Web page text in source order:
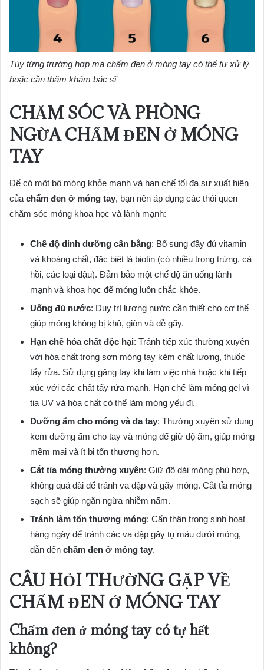
Tùy từng trường hợp mà chấm đen ở móng tay có thể tự xử lý
hoặc cần thăm khám bác sĩ
CHĂM SÓC VÀ PHÒNG
NGỪA CHẤM ĐEN Ở MÓNG
TAY
Để có một bộ móng khỏe mạnh và hạn chế tối đa sự xuất hiện
của chấm đen ở móng tay, bạn nên áp dụng các thói quen
chăm sóc móng khoa học và lành mạnh:
Chế độ dinh dưỡng cân bằng: Bổ sung đầy đủ vitamin
và khoáng chất, đặc biệt là biotin (có nhiều trong trứng, cá
hồi, các loại đậu). Đảm bảo một chế độ ăn uống lành
mạnh và khoa học để móng luôn chắc khỏe.
Uống đủ nước: Duy trì lượng nước cần thiết cho cơ thể
giúp móng không bị khô, giòn và dễ gãy.
Hạn chế hóa chất độc hại: Tránh tiếp xúc thường xuyên
với hóa chất trong sơn móng tay kém chất lượng, thuốc
tẩy rửa. Sử dụng găng tay khi làm việc nhà hoặc khi tiếp
xúc với các chất tẩy rửa mạnh. Hạn chế làm móng gel vì
tia UV và hóa chất có thể làm móng yếu đi.
Dưỡng ẩm cho móng và da tay: Thường xuyên sử dụng
kem dưỡng ẩm cho tay và móng để giữ độ ẩm, giúp móng
mềm mại và ít bị tổn thương hơn.
Cắt tỉa móng thường xuyên: Giữ độ dài móng phù hợp,
không quá dài để tránh va đập và gãy móng. Cắt tỉa móng
sạch sẽ giúp ngăn ngừa nhiễm nấm.
Tránh làm tổn thương móng: Cẩn thận trong sinh hoạt
hàng ngày để tránh các va đập gây tụ máu dưới móng,
dẫn đến chấm đen ở móng tay.
CÂU HỎI THƯỜNG GẶP VỀ
CHẤM ĐEN Ở MÓNG TAY
Chấm đen ở móng tay có tự hết
không?